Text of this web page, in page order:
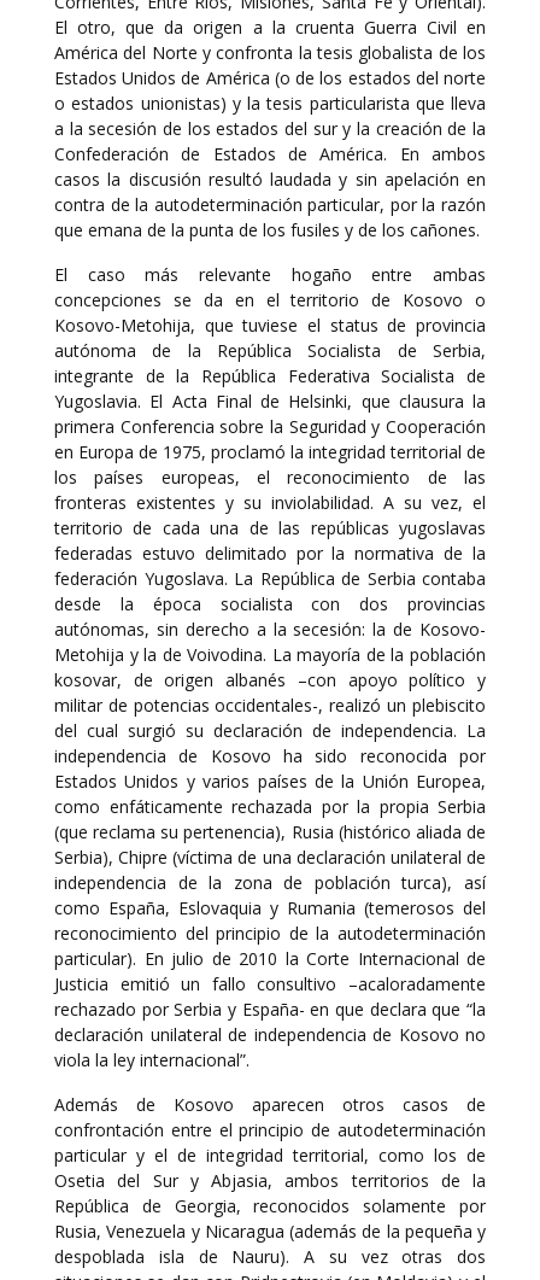
El otro, que da origen a la cruenta Guerra Civil en
América del Norte y confronta la tesis globalista de los
Estados Unidos de América (o de los estados del norte
o estados unionistas) y la tesis particularista que lleva
a la secesión de los estados del sur y la creación de la
Confederación de Estados de América. En ambos
casos la discusión resultó laudada y sin apelación en
contra de la autodeterminación particular, por la razón
que emana de la punta de los fusiles y de los cañones.
El caso más relevante hogaño entre ambas
concepciones se da en el territorio de Kosovo o
Kosovo-Metohija, que tuviese el status de provincia
autónoma de la República Socialista de Serbia,
integrante de la República Federativa Socialista de
Yugoslavia. El Acta Final de Helsinki, que clausura la
primera Conferencia sobre la Seguridad y Cooperación
en Europa de 1975, proclamó la integridad territorial de
los países europeas, el reconocimiento de las
fronteras existentes y su inviolabilidad. A su vez, el
territorio de cada una de las repúblicas yugoslavas
federadas estuvo delimitado por la normativa de la
federación Yugoslava. La República de Serbia contaba
desde la época socialista con dos provincias
autónomas, sin derecho a la secesión: la de Kosovo-
Metohija y la de Voivodina. La mayoría de la población
kosovar, de origen albanés –con apoyo político y
militar de potencias occidentales-, realizó un plebiscito
del cual surgió su declaración de independencia. La
independencia de Kosovo ha sido reconocida por
Estados Unidos y varios países de la Unión Europea,
como enfáticamente rechazada por la propia Serbia
(que reclama su pertenencia), Rusia (histórico aliada de
Serbia), Chipre (víctima de una declaración unilateral de
independencia de la zona de población turca), así
como España, Eslovaquia y Rumania (temerosos del
reconocimiento del principio de la autodeterminación
particular). En julio de 2010 la Corte Internacional de
Justicia emitió un fallo consultivo –acaloradamente
rechazado por Serbia y España- en que declara que “la
declaración unilateral de independencia de Kosovo no
viola la ley internacional”.
Además de Kosovo aparecen otros casos de
confrontación entre el principio de autodeterminación
particular y el de integridad territorial, como los de
Osetia del Sur y Abjasia, ambos territorios de la
República de Georgia, reconocidos solamente por
Rusia, Venezuela y Nicaragua (además de la pequeña y
despoblada isla de Nauru). A su vez otras dos